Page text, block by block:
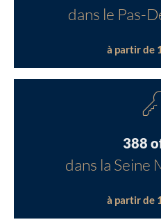
dans le Pas-
à partir de
388
dans la Seine
à partir de